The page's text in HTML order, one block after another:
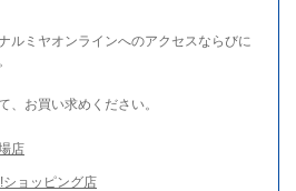
ルミヤオンラインへのアクセスならびに
、お買い求めください。
店
ョッピング店